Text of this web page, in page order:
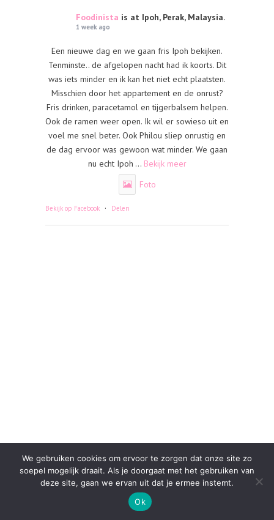
Foodinista is at Ipoh, Perak, Malaysia.
1 week ago
Een nieuwe dag en we gaan fris Ipoh bekijken.
Tenminste.. de afgelopen nacht had ik koorts. Dit
was iets minder en ik kan het niet echt plaatsten.
Misschien door het appartement en de onrust?
Fris drinken, paracetamol en tijgerbalsem helpen.
Ook de ramen weer open. Ik wil er sowieso uit en
voel me snel beter. Ook Philou sliep onrustig en
de dag ervoor was gewoon wat minder. We gaan
nu echt Ipoh ... Bekijk meer
Foto
Bekijk op Facebook · Delen
We gebruiken cookies om ervoor te zorgen dat onze site zo
soepel mogelijk draait. Als je doorgaat met het gebruiken van
deze site, gaan we ervan uit dat je ermee instemt.
Ok